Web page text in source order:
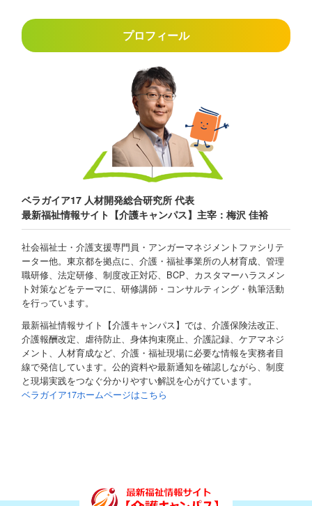
プロフィール
ベラガイア17 人材開発総合研究所 代表
最新福祉情報サイト【介護キャンパス】主宰：梅沢 佳裕
社会福祉士・介護支援専門員・アンガーマネジメントファシリテ
ーター他。東京都を拠点に、介護・福祉事業所の人材育成、管理
職研修、法定研修、制度改正対応、BCP、カスタマーハラスメン
ト対策などをテーマに、研修講師・コンサルティング・執筆活動
を行っています。
最新福祉情報サイト【介護キャンパス】では、介護保険法改正、
介護報酬改定、虐待防止、身体拘束廃止、介護記録、ケアマネジ
メント、人材育成など、介護・福祉現場に必要な情報を実務者目
線で発信しています。公的資料や最新通知を確認しながら、制度
と現場実践をつなぐ分かりやすい解説を心がけています。
ベラガイア17ホームページはこちら